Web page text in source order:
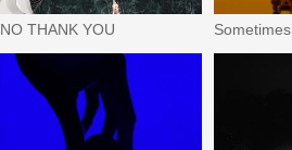
NO THANK YOU